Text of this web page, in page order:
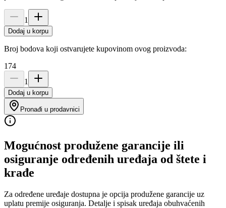
1
Dodaj u korpu
Broj bodova koji ostvarujete kupovinom ovog proizvoda:
174
1
Dodaj u korpu
Pronađi u prodavnici
Mogućnost produžene garancije ili
osiguranje određenih uređaja od štete i
krađe
Za određene uređaje dostupna je opcija produžene garancije uz
uplatu premije osiguranja. Detalje i spisak uređaja obuhvaćenih